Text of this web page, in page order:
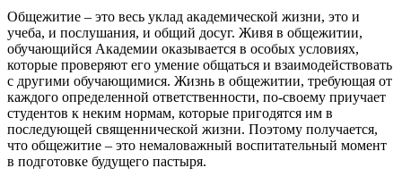
Общежитие – это весь уклад академической жизни, это и
учеба, и послушания, и общий досуг. Живя в общежитии,
обучающийся Академии оказывается в особых условиях,
которые проверяют его умение общаться и взаимодействовать
с другими обучающимися. Жизнь в общежитии, требующая от
каждого определенной ответственности, по-своему приучает
студентов к неким нормам, которые пригодятся им в
последующей священнической жизни. Поэтому получается,
что общежитие – это немаловажный воспитательный момент
в подготовке будущего пастыря.